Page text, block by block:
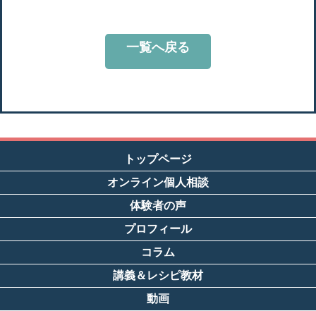
一覧へ戻る
トップページ
オンライン個人相談
体験者の声
プロフィール
コラム
講義＆レシピ教材
動画